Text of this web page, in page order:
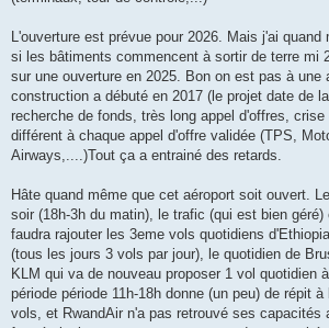
L'ouverture est prévue pour 2026. Mais j'ai quand
si les bâtiments commencent à sortir de terre mi
sur une ouverture en 2025. Bon on est pas à une
construction a débuté en 2017 (le projet date de
recherche de fonds, très long appel d'offres,
différent à chaque appel d'offre validée (TPS,
Airways,....)Tout ça a entrainé des retards.
Hâte quand même que cet aéroport soit ouvert.
soir (18h-3h du matin), le trafic (qui est bien
faudra rajouter les 3eme vols quotidiens
(tous les jours 3 vols par jour), le quotidien de
KLM qui va de nouveau proposer 1 vol quotidien
période période 11h-18h donne (un peu) de répit
vols, et RwandAir n'a pas retrouvé ses capacités